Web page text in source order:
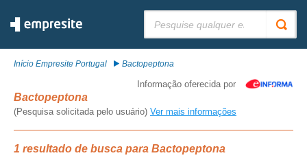
Início Empresite Portugal Bactopeptona
Informação oferecida por
Bactopeptona
(Pesquisa solicitada pelo usuário) Ver mais informações
1 resultado de busca para Bactopeptona